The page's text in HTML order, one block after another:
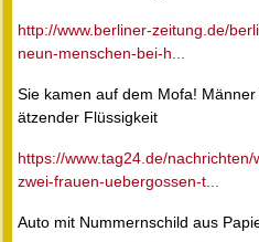
http://www.berliner-zeitung.de/
neun-menschen-bei-h...
Sie kamen auf dem Mofa!
ätzender Flüssigkeit
https://www.tag24.de/
zwei-frauen-uebergossen-t...
Auto mit Nummernschild aus